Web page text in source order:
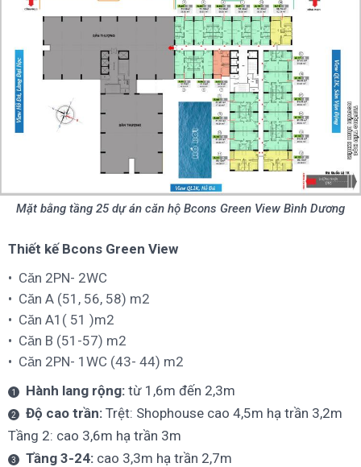
Mặt bằng tầng 25 dự án căn hộ Bcons Green View Bình Dương
Thiết kế Bcons Green View
Căn 2PN- 2WC
Căn A (51, 56, 58) m2
Căn A1( 51 )m2
Căn B (51-57) m2
Căn 2PN- 1WC (43- 44) m2
Hành lang rộng: từ 1,6m đến 2,3m
Độ cao trần: Trệt: Shophouse cao 4,5m hạ trần 3,2m
Tầng 2: cao 3,6m hạ trần 3m
Tầng 3-24: cao 3,3m hạ trần 2,7m